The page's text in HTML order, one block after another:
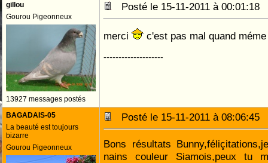
gillou
Gourou Pigeonneux
13927 messages postés
Posté le 15-11-2011 à 00:01:18
merci c'est pas mal quand
--------------------
BAGADAIS-05
La beauté est toujours
bizarre
Gourou Pigeonneux
Posté le 15-11-2011 à 08:06:45
Bons résultats
nains couleur Siamois,peux tu